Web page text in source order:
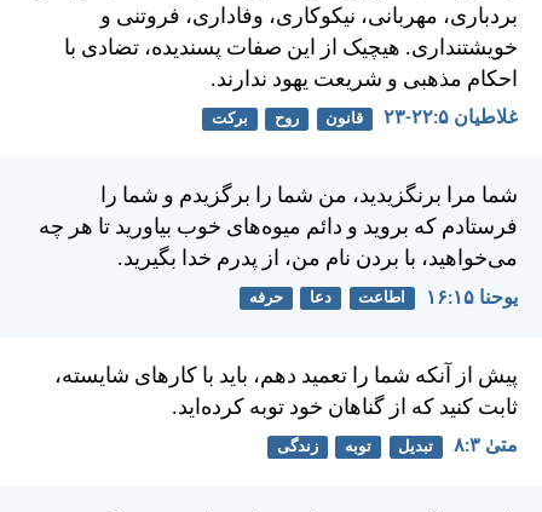
بردباری، مهربانی، نيكوكاری، وفاداری، فروتنی و
خويشتنداری. هيچيک از اين صفات پسنديده، تضادی با
احكام مذهبی و شريعت يهود ندارند.
غلاطيان ۵:‏۲۲-‏۲۳ قانون روح برکت
شما مرا برنگزيديد، من شما را برگزيدم و شما را
فرستادم كه برويد و دائم ميوه‌های خوب بياوريد تا هر چه
می‌خواهيد، با بردن نام من، از پدرم خدا بگيريد.
يوحنا ۱۵:‏۱۶ اطاعت دعا حرفه
پيش از آنكه شما را تعميد دهم، بايد با كارهای شايسته،
ثابت كنيد كه از گناهان خود توبه كرده‌ايد.
متی‌ٰ ۳:‏۸ تبدیل توبه زندگی